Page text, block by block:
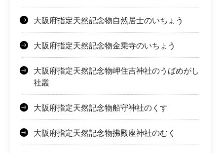
大阪府指定天然記念物自然居士のいちょう
大阪府指定天然記念物金乗寺のいちょう
大阪府指定天然記念物岬住吉神社のうばめがし
社叢
大阪府指定天然記念物船守神社のくす
大阪府指定天然記念物拂殿座神社のむく